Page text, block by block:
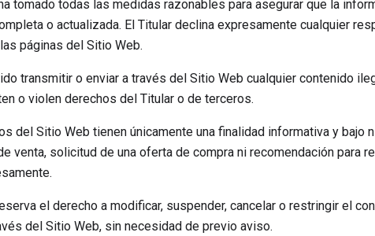
tomado todas las medidas razonables para asegurar que la
o actualizada. El Titular declina expresamente cualquier
páginas del Sitio Web.
transmitir o enviar a través del Sitio Web cualquier contenido
o violen derechos del Titular o de terceros.
del Sitio Web tienen únicamente una finalidad informativa y bajo
venta, solicitud de una oferta de compra ni recomendación para
el derecho a modificar, suspender, cancelar o restringir el
del Sitio Web, sin necesidad de previo aviso.